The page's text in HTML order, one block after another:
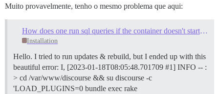
Muito provavelmente, tenho o mesmo problema que aqui:
How does one run sql queries if the container doesn't start? (rebuild failed)
Installation
Hello. I tried to run updates & rebuild, but I ended up with this
beautiful error: I, [2023-01-18T08:05:48.701709 #1] INFO -- :
> cd /var/www/discourse && su discourse -c
'LOAD_PLUGINS=0 bundle exec rake